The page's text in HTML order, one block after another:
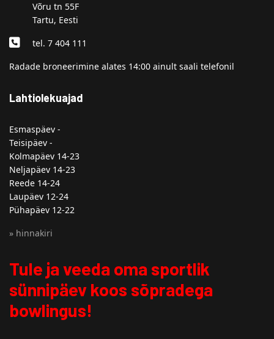
Võru tn 55F
Tartu, Eesti
tel. 7 404 111
Radade broneerimine alates 14:00 ainult saali telefonil
Lahtiolekuajad
Esmaspäev -
Teisipäev -
Kolmapäev 14-23
Neljapäev 14-23
Reede 14-24
Laupäev 12-24
Pühapäev 12-22
» hinnakiri
Tule ja veeda oma sportlik
sünnipäev koos sõpradega
bowlingus!